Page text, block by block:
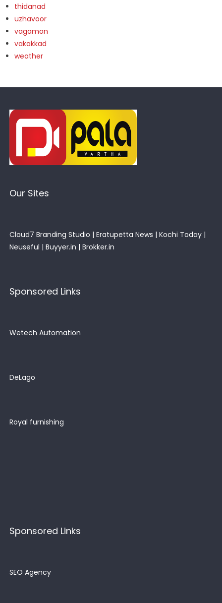
thidanad
uzhavoor
vagamon
vakakkad
weather
Our Sites
Cloud7 Branding Studio | Eratupetta News | Kochi Today |
Neuseful | Buyyer.in | Brokker.in
Sponsored Links
Wetech Automation
DeLago
Royal furnishing
Sponsored Links
SEO Agency